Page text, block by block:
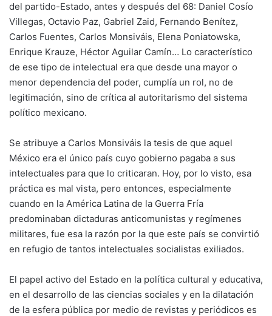
del partido-Estado, antes y después del 68: Daniel Cosío
Villegas, Octavio Paz, Gabriel Zaid, Fernando Benítez,
Carlos Fuentes, Carlos Monsiváis, Elena Poniatowska,
Enrique Krauze, Héctor Aguilar Camín… Lo característico
de ese tipo de intelectual era que desde una mayor o
menor dependencia del poder, cumplía un rol, no de
legitimación, sino de crítica al autoritarismo del sistema
político mexicano.
Se atribuye a Carlos Monsiváis la tesis de que aquel
México era el único país cuyo gobierno pagaba a sus
intelectuales para que lo criticaran. Hoy, por lo visto, esa
práctica es mal vista, pero entonces, especialmente
cuando en la América Latina de la Guerra Fría
predominaban dictaduras anticomunistas y regímenes
militares, fue esa la razón por la que este país se convirtió
en refugio de tantos intelectuales socialistas exiliados.
El papel activo del Estado en la política cultural y educativa,
en el desarrollo de las ciencias sociales y en la dilatación
de la esfera pública por medio de revistas y periódicos es